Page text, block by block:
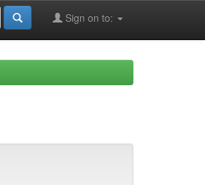
Sign on to: